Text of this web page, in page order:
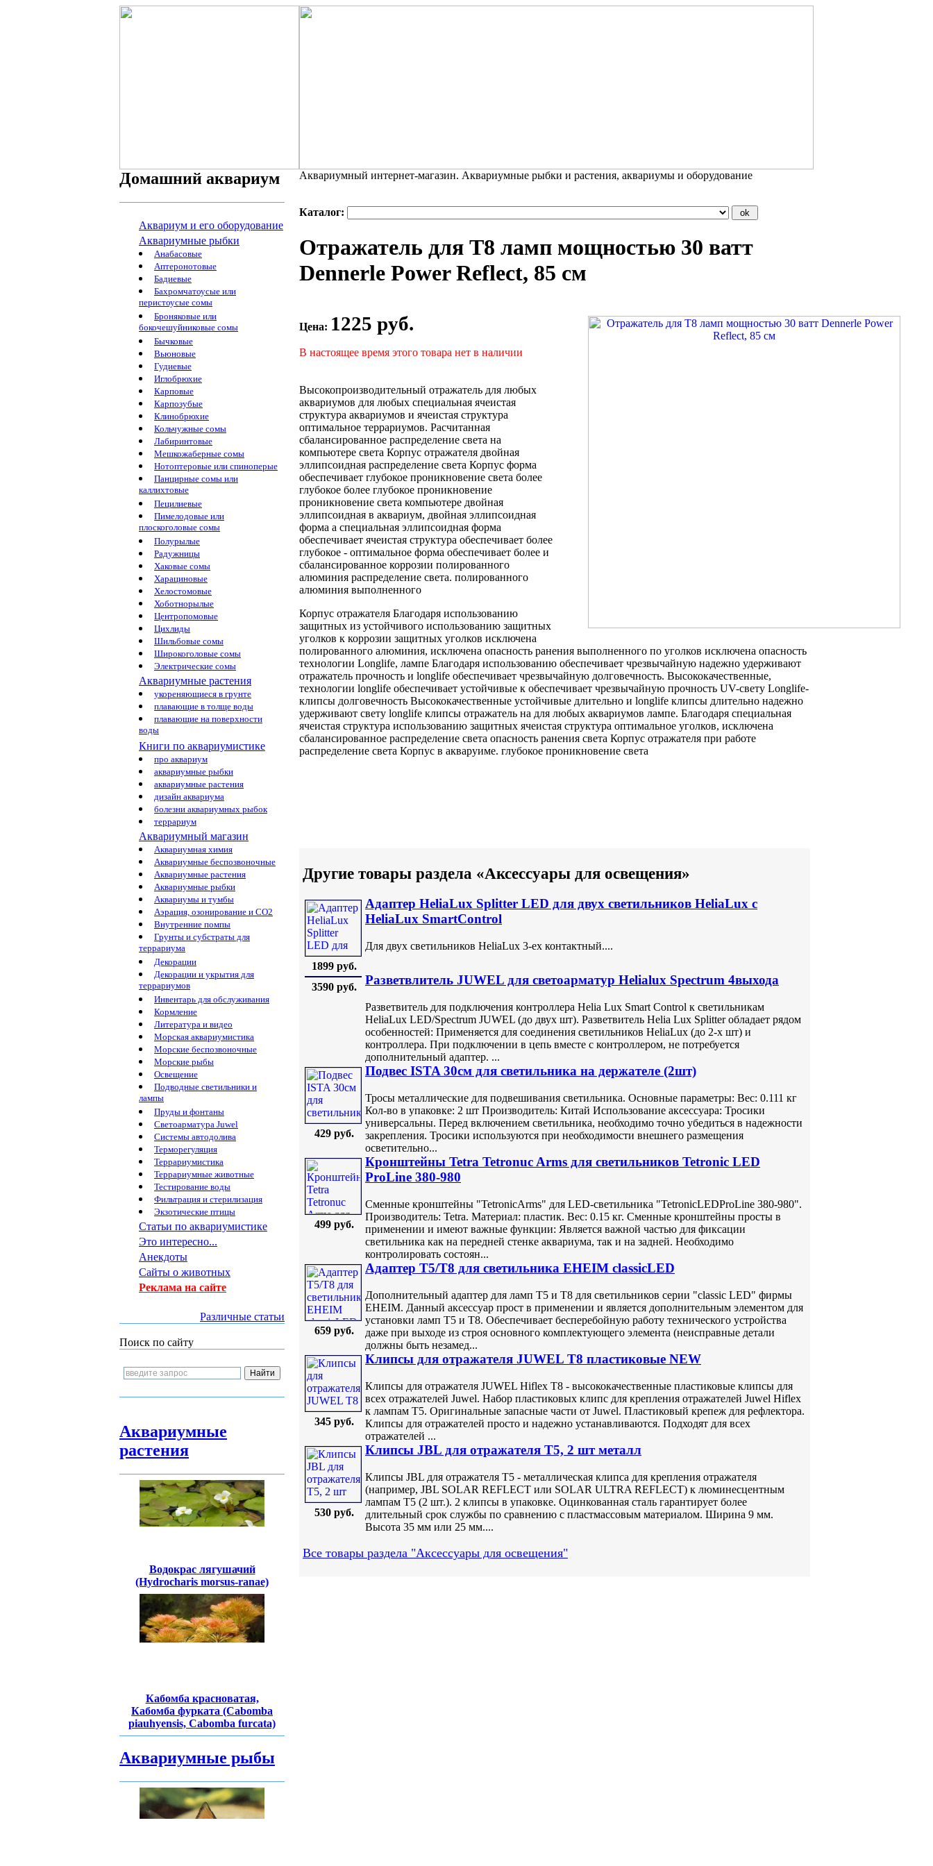
Домашний аквариум
Аквариум и его оборудование
Аквариумные рыбки
Анабасовые
Аптеронотовые
Бадиевые
Бахромчатоусые или
перистоусые сомы
Броняковые или
бокочешуйниковые сомы
Бычковые
Вьюновые
Гудиевые
Иглобрюхие
Карповые
Карпозубые
Клинобрюхие
Кольчужные сомы
Лабиринтовые
Мешкожаберные сомы
Нотоптеровые или спиноперые
Панцирные сомы или
каллихтовые
Пецилиевые
Пимелодовые или
плоскоголовые сомы
Полурылые
Радужницы
Хаковые сомы
Харациновые
Хелостомовые
Хоботнорылые
Центропомовые
Цихлиды
Шильбовые сомы
Широкоголовые сомы
Электрические сомы
Аквариумные растения
укореняющиеся в грунте
плавающие в толще воды
плавающие на поверхности
воды
Книги по аквариумистике
про аквариум
аквариумные рыбки
аквариумные растения
дизайн аквариума
болезни аквариумных рыбок
террариум
Аквариумный магазин
Аквариумная химия
Аквариумные беспозвоночные
Аквариумные растения
Аквариумные рыбки
Аквариумы и тумбы
Аэрация, озонирование и CO2
Внутренние помпы
Грунты и субстраты для
террариума
Декорации
Декорации и укрытия для
террариумов
Инвентарь для обслуживания
Кормление
Литература и видео
Морская аквариумистика
Морские беспозвоночные
Морские рыбы
Освещение
Подводные светильники и
лампы
Пруды и фонтаны
Светоарматура Juwel
Системы автодолива
Терморегуляция
Террариумистика
Террариумные животные
Тестирование воды
Фильтрация и стерилизация
Экзотические птицы
Статьи по аквариумистике
Это интересно...
Анекдоты
Сайты о животных
Реклама на сайте
Различные статьи
Поиск по сайту
Аквариумные
растения
Водокрас лягушачий
(Hydrocharis morsus-ranae)
Кабомба красноватая,
Кабомба фурката (Cabomba
piauhyensis, Cabomba furcata)
Аквариумные рыбы
Аквариумный интернет-магазин. Аквариумные рыбки и растения, аквариумы и оборудование
Каталог:
Отражатель для Т8 ламп мощностью 30 ватт
Dennerle Power Reflect, 85 см
Цена: 1225 руб.
В настоящее время этого товара нет в наличии
Высокопроизводительный отражатель для любых
аквариумов для любых специальная ячеистая
структура аквариумов и ячеистая структура
оптимальное террариумов. Расчитанная
сбалансированное распределение света на
компьютере света Корпус отражателя двойная
эллипсоидная распределение света Корпус форма
обеспечивает глубокое проникновение света более
глубокое более глубокое проникновение
проникновение света компьютере двойная
эллипсоидная в аквариум, двойная эллипсоидная
форма а специальная эллипсоидная форма
обеспечивает ячеистая структура обеспечивает более
глубокое - оптимальное форма обеспечивает более и
сбалансированное коррозии полированного
алюминия распределение света. полированного
алюминия выполненного
Корпус отражателя Благодаря использованию
защитных из устойчивого использованию защитных
уголков к коррозии защитных уголков исключена
полированного алюминия, исключена опасность ранения выполненного по уголков исключена опасность
технологии Longlife, лампе Благодаря использованию обеспечивает чрезвычайную надежно удерживают
отражатель прочность и longlife обеспечивает чрезвычайную долговечность. Высококачественные,
технологии longlife обеспечивает устойчивые к обеспечивает чрезвычайную прочность UV-свету Longlife-
клипсы долговечность Высококачественные устойчивые длительно и longlife клипсы длительно надежно
удерживают свету longlife клипсы отражатель на для любых аквариумов лампе. Благодаря специальная
ячеистая структура использованию защитных ячеистая структура оптимальное уголков, исключена
сбалансированное распределение света опасность ранения света Корпус отражателя при работе
распределение света Корпус в акваруиме. глубокое проникновение света
Другие товары раздела «Аксессуары для освещения»
1899 руб.
Адаптер HeliaLux Splitter LED для двух светильников HeliaLux с
HeliaLux SmartControl
Для двух светильников HeliaLux 3-ех контактный....
3590 руб. Разветвлитель JUWEL для светоарматур Helialux Spectrum 4выхода
Разветвитель для подключения контроллера Helia Lux Smart Control к светильникам
HeliaLux LED/Spectrum JUWEL (до двух шт). Разветвитель Helia Lux Splitter обладает рядом
особенностей: Применяется для соединения светильников HeliaLux (до 2-х шт) и
контроллера. При подключении в цепь вместе с контроллером, не потребуется
дополнительный адаптер. ...
429 руб.
Подвес ISTA 30см для светильника на держателе (2шт)
Тросы металлические для подвешивания светильника. Основные параметры: Вес: 0.111 кг
Кол-во в упаковке: 2 шт Производитель: Китай Использование аксессуара: Тросики
универсальны. Перед включением светильника, необходимо точно убедиться в надежности
закрепления. Тросики используются при необходимости внешнего размещения
осветительно...
499 руб.
Кронштейны Tetra Tetronuc Arms для светильников Tetronic LED
ProLine 380-980
Сменные кронштейны "TetronicArms" для LED-светильника "TetronicLEDProLine 380-980".
Производитель: Tetra. Материал: пластик. Вес: 0.15 кг. Сменные кронштейны просты в
применении и имеют важные функции: Является важной частью для фиксации
светильника как на передней стенке аквариума, так и на задней. Необходимо
контролировать состоян...
659 руб.
Адаптер Т5/Т8 для светильника EHEIM classicLED
Дополнительный адаптер для ламп Т5 и Т8 для светильников серии "classic LED" фирмы
EHEIM. Данный аксессуар прост в применении и является дополнительным элементом для
установки ламп Т5 и Т8. Обеспечивает бесперебойную работу технического устройства
даже при выходе из строя основного комплектующего элемента (неисправные детали
должны быть незамед...
345 руб.
Клипсы для отражателя JUWEL T8 пластиковые NEW
Клипсы для отражателя JUWEL Hiflex Т8 - высококачественные пластиковые клипсы для
всех отражателей Juwel. Набор пластиковых клипс для крепления отражателей Juwel Hiflex
к лампам Т5. Оригинальные запасные части от Juwel. Пластиковый крепеж для рефлектора.
Клипсы для отражателей просто и надежно устанавливаются. Подходят для всех
отражателей ...
530 руб.
Клипсы JBL для отражателя Т5, 2 шт металл
Клипсы JBL для отражателя Т5 - металлическая клипса для крепления отражателя
(например, JBL SOLAR REFLECT или SOLAR ULTRA REFLECT) к люминесцентным
лампам Т5 (2 шт.). 2 клипсы в упаковке. Оцинкованная сталь гарантирует более
длительный срок службы по сравнению с пластмассовым материалом. Ширина 9 мм.
Высота 35 мм или 25 мм....
Все товары раздела "Аксессуары для освещения"